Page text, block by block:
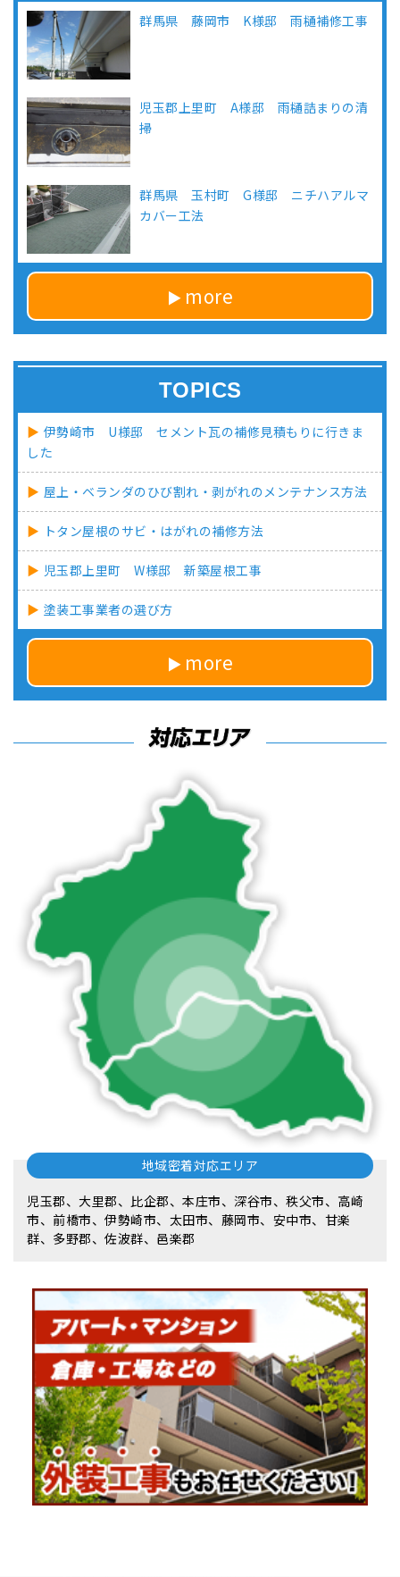
群馬県 藤岡市 K様邸 雨樋補修工事
児玉郡上里町 A様邸 雨樋詰まりの清
掃
群馬県 玉村町 G様邸 ニチハアルマ
カバー工法
more
TOPICS
伊勢崎市 U様邸 セメント瓦の補修見積もりに行きま
した
屋上・ベランダのひび割れ・剥がれのメンテナンス方法
トタン屋根のサビ・はがれの補修方法
児玉郡上里町 W様邸 新築屋根工事
塗装工事業者の選び方
more
地域密着対応エリア
児玉郡、大里郡、比企郡、本庄市、深谷市、秩父市、高崎
市、前橋市、伊勢崎市、太田市、藤岡市、安中市、甘楽
群、多野郡、佐波群、邑楽郡